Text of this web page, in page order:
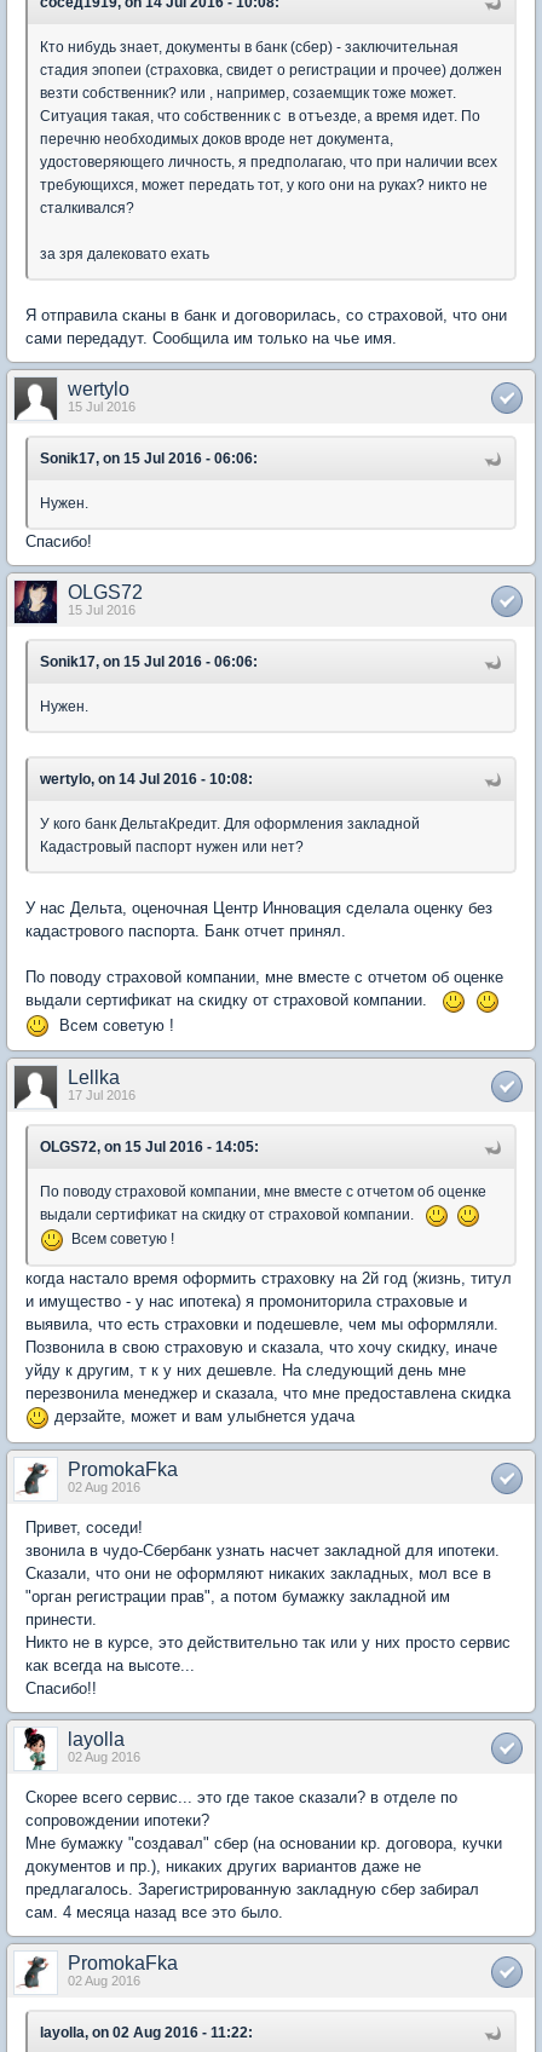
Кто нибудь знает, документы в банк (сбер) - заключительная
стадия эпопеи (страховка, свидет о регистрации и прочее) должен
везти собственник? или , например, созаемщик тоже может.
Ситуация такая, что собственник с в отъезде, а время идет. По
перечню необходимых доков вроде нет документа,
удостоверяющего личность, я предполагаю, что при наличии всех
требующихся, может передать тот, у кого они на руках? никто не
сталкивался?
за зря далековато ехать
Я отправила сканы в банк и договорилась, со страховой, что они
сами передадут. Сообщила им только на чье имя.
wertylo
15 Jul 2016
Sonik17, on 15 Jul 2016 - 06:06:
Нужен.
Спасибо!
OLGS72
15 Jul 2016
Sonik17, on 15 Jul 2016 - 06:06:
Нужен.
wertylo, on 14 Jul 2016 - 10:08:
У кого банк ДельтаКредит. Для оформления закладной
Кадастровый паспорт нужен или нет?
У нас Дельта, оценочная Центр Инновация сделала оценку без
кадастрового паспорта. Банк отчет принял.
По поводу страховой компании, мне вместе с отчетом об оценке
выдали сертификат на скидку от страховой компании.
Всем советую !
Lellka
17 Jul 2016
OLGS72, on 15 Jul 2016 - 14:05:
По поводу страховой компании, мне вместе с отчетом об оценке
выдали сертификат на скидку от страховой компании.
Всем советую !
когда настало время оформить страховку на 2й год (жизнь, титул
и имущество - у нас ипотека) я промониторила страховые и
выявила, что есть страховки и подешевле, чем мы оформляли.
Позвонила в свою страховую и сказала, что хочу скидку, иначе
уйду к другим, т к у них дешевле. На следующий день мне
перезвонила менеджер и сказала, что мне предоставлена скидка
дерзайте, может и вам улыбнется удача
PromokaFka
02 Aug 2016
Привет, соседи!
звонила в чудо-Сбербанк узнать насчет закладной для ипотеки.
Сказали, что они не оформляют никаких закладных, мол все в
"орган регистрации прав", а потом бумажку закладной им
принести.
Никто не в курсе, это действительно так или у них просто сервис
как всегда на высоте...
Спасибо!!
layolla
02 Aug 2016
Скорее всего сервис... это где такое сказали? в отделе по
сопровождении ипотеки?
Мне бумажку "создавал" сбер (на основании кр. договора, кучки
документов и пр.), никаких других вариантов даже не
предлагалось. Зарегистрированную закладную сбер забирал
сам. 4 месяца назад все это было.
PromokaFka
02 Aug 2016
layolla, on 02 Aug 2016 - 11:22: